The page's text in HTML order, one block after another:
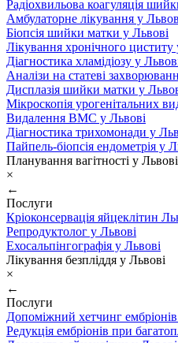
Радіохвильова коагуляція
Амбулаторне лікування у
Біопсія шийки матки у Львові
Лікування хронічного циститу
Діагностика хламідіозу у
Аналізи на статеві
Дисплазія шийки матки у
Мікроскопія урогенітальних
Видалення ВМС у Львові
Діагностика трихомонади у
Пайпель-біопсія ендометрія у
Планування вагітності у Львові
×
←
Послуги
Кріоконсервація яйцеклітин
Репродуктолог у Львові
Ехосальпінгографія у Львові
Лікування безпліддя у Львові
×
←
Послуги
Допоміжний хетчинг ембріонів
Редукція ембріонів при